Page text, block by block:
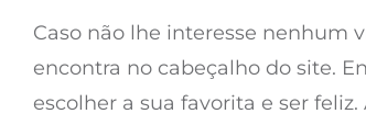
Caso não lhe interesse nenhum
encontra no cabeçalho do site.
escolher a sua favorita e ser